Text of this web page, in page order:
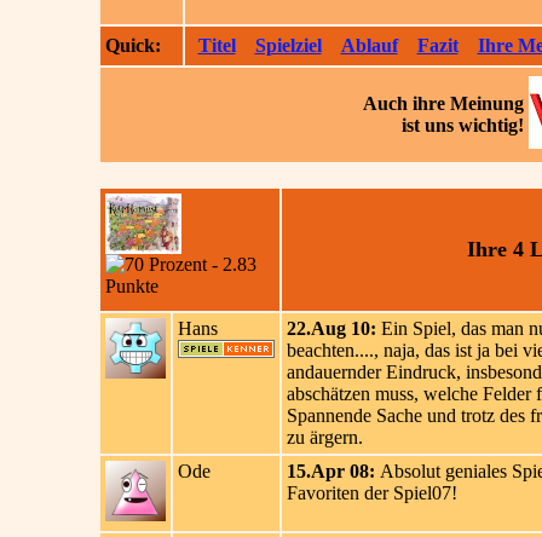
Quick: Titel Spielziel Ablauf Fazit Ihre
Auch ihre Meinung
ist uns wichtig!
Ihre 4
Hans 22.Aug 10: Ein Spiel, das man
beachten...., naja, das ist ja bei
andauernder Eindruck,
abschätzen muss, welche
Spannende Sache und trotz des
zu ärgern.
Ode
15.Apr 08: Absolut geniales
Favoriten der Spiel07!